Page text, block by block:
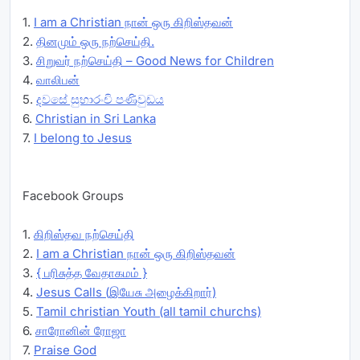
1. I am a Christian நான் ஒரு கிறிஸ்தவன்
2. தினமும் ஒரு நற்செய்தி.
3. சிறுவர் நற்செய்தி – Good News for Children
4. வாலிபன்
5. දවසේ සුභාරංචි පණිවුඩය
6. Christian in Sri Lanka
7. I belong to Jesus
Facebook Groups
1. கிறிஸ்தவ நற்செய்தி
2. I am a Christian நான் ஒரு கிறிஸ்தவன்
3. { பரிசுத்த வேதாகமம் }
4. Jesus Calls (இயேசு அழைக்கிறார்)
5. Tamil christian Youth (all tamil churchs)
6. சாரோனின் ரோஜா
7. Praise God